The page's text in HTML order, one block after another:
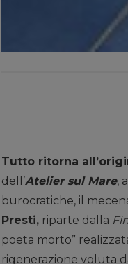
Tutto ritorna
dell’Atelier sul Mare,
burocratiche, il
Presti, riparte dalla
poeta morto”
rigenerazione voluta